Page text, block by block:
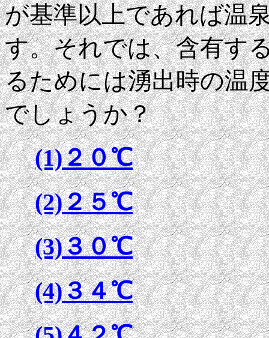
が基準以上であれば温
す。それでは、含有す
るためには湧出時の温
でしょうか？
(1)２０℃
(2)２５℃
(3)３０℃
(4)３４℃